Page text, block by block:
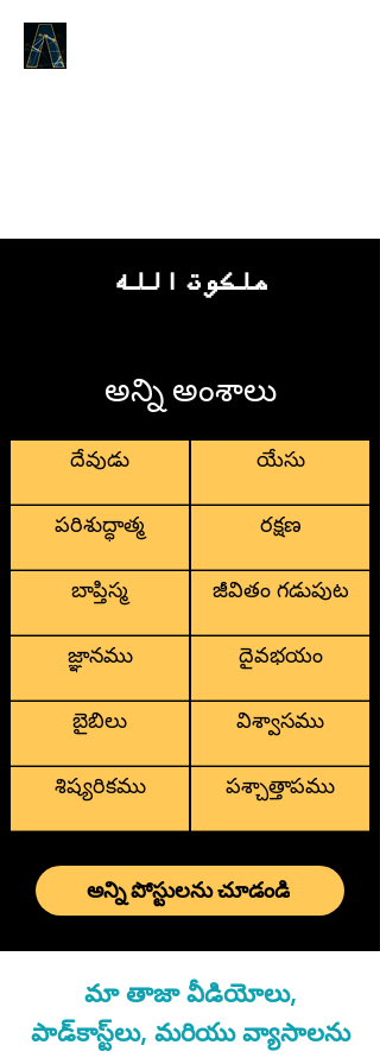
ملكوت الله
అన్ని అంశాలు
దేవుడు
పరిశుద్ధాత్మ
బాప్తిస్మ
జ్ఞానము
బైబిలు
శిష్యరికము
యేసు
రక్షణ
జీవితం గడుపుట
దైవభయం
విశ్వాసము
పశ్చాత్తాపము
అన్ని పోస్టులను చూడండి
మా తాజా వీడియోలు,
పాడ్‌కాస్ట్‌లు, మరియు వ్యాసాలను